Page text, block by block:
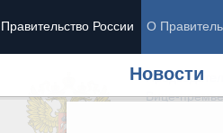
Правительство России О
Новости
Вице-